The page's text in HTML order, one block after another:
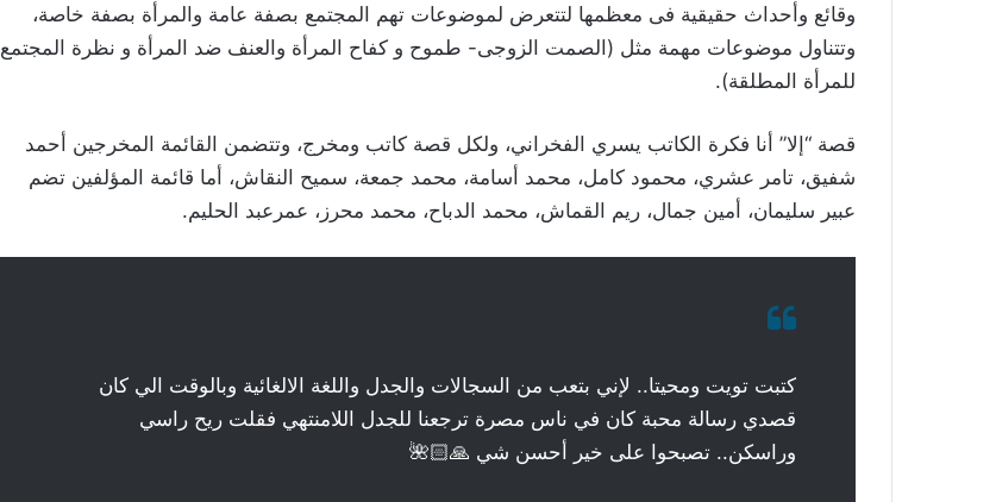
وقائع وأحداث حقيقية فى معظمها لتتعرض لموضوعات ‏تهم المجتمع بصفة عامة والمرأة بصفة خاصة،
وتتناول موضوعات مهمة مثل (الصمت الزوجى- طموح و كفاح المرأة والعنف ضد ‏المرأة و نظرة المجتمع
للمرأة المطلقة‎).
قصة “إلا” أنا فكرة الكاتب يسري الفخراني، ولكل قصة كاتب ومخرج، وتتضمن القائمة المخرجين أحمد
شفيق، تامر عشري، محمود ‏كامل، محمد أسامة، محمد جمعة، سميح النقاش، أما قائمة المؤلفين تضم
عبير سليمان، أمين جمال، ريم القماش، محمد الدباح، محمد محرز، ‏عمرعبد الحليم‎.‎
كتبت تويت ومحيتا.. لإني بتعب من السجالات والجدل واللغة الالغائية وبالوقت الي كان
قصدي رسالة محبة كان في ناس مصرة ترجعنا للجدل اللامنتهي فقلت ريح راسي
وراسكن.. تصبحوا على خير أحسن شي 🙏🏻🌺